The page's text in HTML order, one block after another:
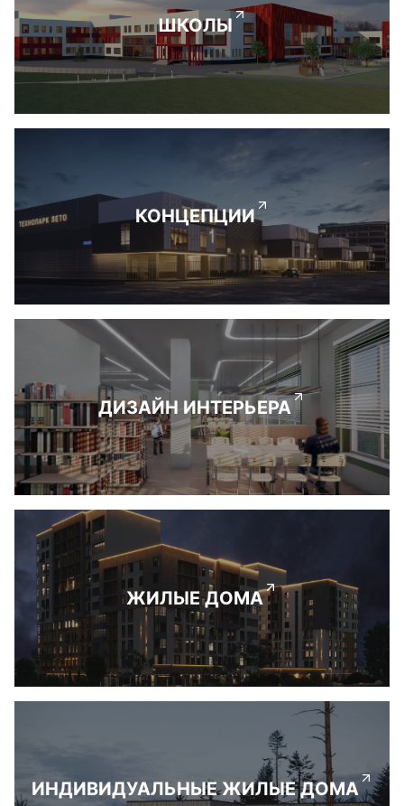
ШКОЛЫ
КОНЦЕПЦИИ
ДИЗАЙН ИНТЕРЬЕРА
ЖИЛЫЕ ДОМА
ИНДИВИДУАЛЬНЫЕ ЖИЛЫЕ ДОМА